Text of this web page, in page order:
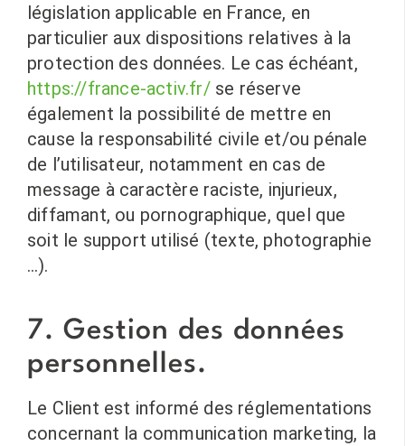
législation applicable en France, en
particulier aux dispositions relatives à la
protection des données. Le cas échéant,
https://france-activ.fr/se réserve
également la possibilité de mettre en
cause la responsabilité civile et/ou pénale
de l’utilisateur, notamment en cas de
message à caractère raciste, injurieux,
diffamant, ou pornographique, quel que
soit le support utilisé (texte, photographie
…).
7. Gestion des données
personnelles.
Le Client est informé des réglementations
concernant la communication marketing, la